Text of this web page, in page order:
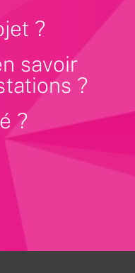
?
savoir
?
?